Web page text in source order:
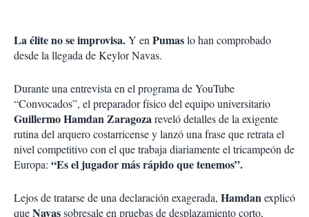
La élite no se improvisa.Y enPumaslo han comprobado
desde la llegada de Keylor Navas.
Durante una entrevista en el programa de YouTube
“Convocados”, el preparador físico del equipo universitario
Guillermo Hamdan Zaragozareveló detalles de la exigente
rutina del arquero costarricense y lanzó una frase que retrata el
nivel competitivo con el que trabaja diariamente el tricampeón de
Europa: “Es el jugador más rápido que tenemos”.
Lejos de tratarse de una declaración exagerada, Hamdanexplicó
queNavassobresale en pruebas de desplazamiento corto,